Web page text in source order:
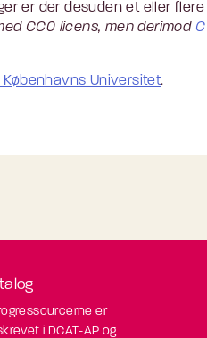
er der desuden et eller flere
CC0 licens, men derimod C
Universitet.
er
i DCAT-AP og